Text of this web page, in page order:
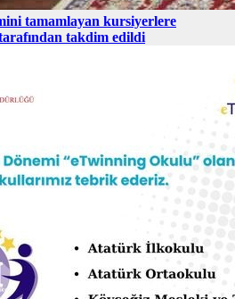
tamamlayan kursiyerlere
takdim edildi